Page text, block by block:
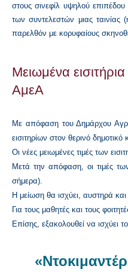
στους σινεφίλ υψηλού
των συντελεστών μιας ταινίας
παρελθόν με κορυφαίους
Μειωμένα
ΑμεΑ
Με απόφαση του Δημάρχου
εισιτηρίων στον θερινό
Οι νέες μειωμένες τιμές των
Μετά την απόφαση, οι τιμές
σήμερα).
Η μείωση θα ισχύει, αυστηρά και
Για τους μαθητές και τους
Επίσης, εξακολουθεί να ισχύει